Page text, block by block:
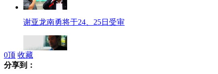
谢亚龙南勇将于24、25日受审
0顶 收藏
分享到：